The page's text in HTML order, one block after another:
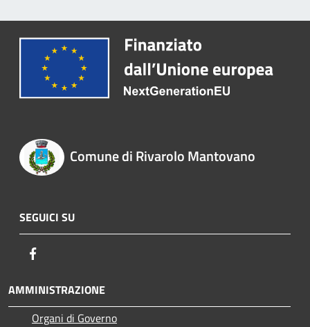
Comune di Rivarolo Mantovano
SEGUICI SU
AMMINISTRAZIONE
Organi di Governo